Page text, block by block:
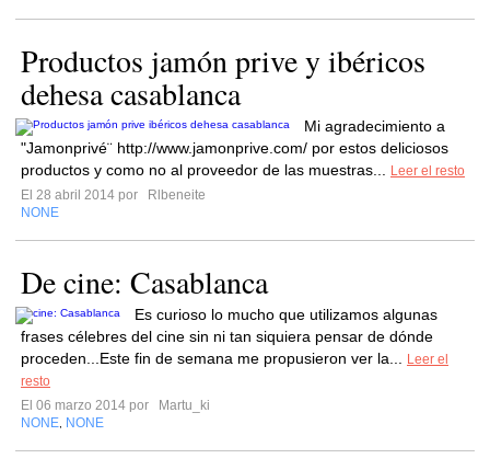
Productos jamón prive y ibéricos
dehesa casablanca
Mi agradecimiento a
"Jamonprivé¨ http://www.jamonprive.com/ por estos deliciosos
productos y como no al proveedor de las muestras...
Leer el resto
El 28 abril 2014 por
Rlbeneite
NONE
De cine: Casablanca
Es curioso lo mucho que utilizamos algunas
frases célebres del cine sin ni tan siquiera pensar de dónde
proceden...Este fin de semana me propusieron ver la...
Leer el
resto
El 06 marzo 2014 por
Martu_ki
NONE NONE